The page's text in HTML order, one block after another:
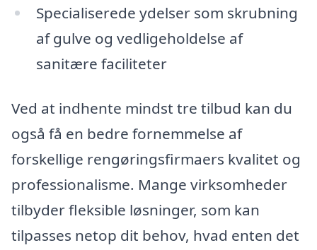
Specialiserede ydelser som skrubning
af gulve og vedligeholdelse af
sanitære faciliteter
Ved at indhente mindst tre tilbud kan du
også få en bedre fornemmelse af
forskellige rengøringsfirmaers kvalitet og
professionalisme. Mange virksomheder
tilbyder fleksible løsninger, som kan
tilpasses netop dit behov, hvad enten det